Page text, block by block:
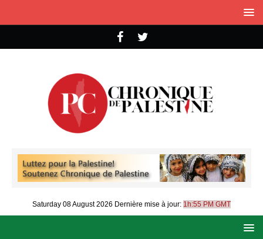
Saturday 08 August 2026 Dernière mise à jour: 1h:55 PM GMT